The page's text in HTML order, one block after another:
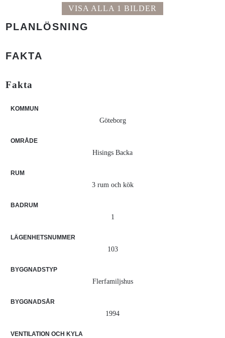
VISA ALLA 1 BILDER
PLANLÖSNING
FAKTA
Fakta
KOMMUN
Göteborg
OMRÅDE
Hisings Backa
RUM
3 rum och kök
BADRUM
1
LÄGENHETSNUMMER
103
BYGGNADSTYP
Flerfamiljshus
BYGGNADSÅR
1994
VENTILATION OCH KYLA